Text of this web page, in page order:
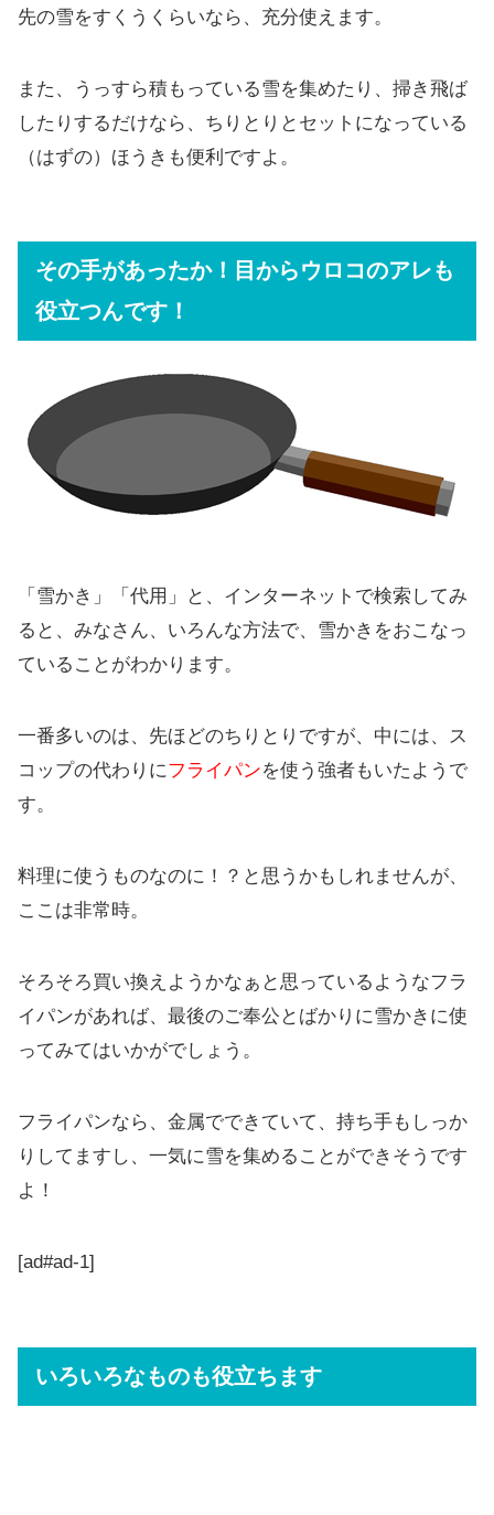
先の雪をすくうくらいなら、充分使えます。
また、うっすら積もっている雪を集めたり、掃き飛ば
したりするだけなら、ちりとりとセットになっている
（はずの）ほうきも便利ですよ。
その手があったか！目からウロコのアレも
役立つんです！
「雪かき」「代用」と、インターネットで検索してみ
ると、みなさん、いろんな方法で、雪かきをおこなっ
ていることがわかります。
一番多いのは、先ほどのちりとりですが、中には、ス
コップの代わりにフライパンを使う強者もいたようで
す。
料理に使うものなのに！？と思うかもしれませんが、
ここは非常時。
そろそろ買い換えようかなぁと思っているようなフラ
イパンがあれば、最後のご奉公とばかりに雪かきに使
ってみてはいかがでしょう。
フライパンなら、金属でできていて、持ち手もしっか
りしてますし、一気に雪を集めることができそうです
よ！
[ad#ad-1]
いろいろなものも役立ちます